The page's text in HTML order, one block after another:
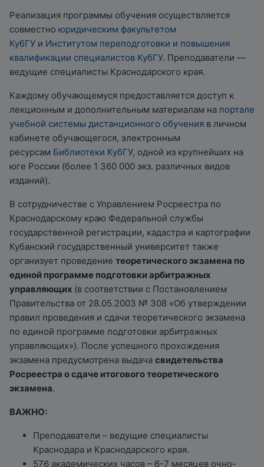
Реализация программы обучения осуществляется
совместно юридическим факультетом
КубГУ и Институтом переподготовки и повышения
квалификации специалистов КубГУ. Преподаватели —
ведущие специалисты Краснодарского края.
Каждому обучающемуся предоставляется доступ к
лекционным и дополнительным материалам на портале
учебной системы дистанционного обучения в личном
кабинете обучающегося, электронным
ресурсам Библиотеки КубГУ, одной из крупнейших на
юге России (более 1 360 000 экз. различных видов
изданий).
В сотрудничестве с Управлением Росреестра по
Краснодарскому краю Федеральной службы
государственной регистрации, кадастра и картографии
Кубанский государственный университет также
организует проведение теоретического экзамена по
единой программе подготовки арбитражных
управляющих (в соответствии с Постановлением
Правительства от 28.05.2003 № 308 «Об утверждении
правил проведения и сдачи теоретического экзамена
по единой программе подготовки арбитражных
управляющих»). После успешного прохождения
экзамена предусмотрена выдача свидетельства
Росреестра о сдаче итогового теоретического
экзамена.
ВАЖНО:
Преподаватели – ведущие специалисты
Краснодара и Краснодарского края.
576 академических часов – 6-7 месяцев очно-